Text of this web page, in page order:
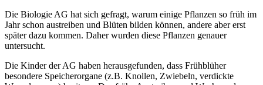
Die Biologie AG hat sich gefragt, warum einige Pflanzen so früh im
Jahr schon austreiben und Blüten bilden können, andere aber erst
später dazu kommen. Daher wurden diese Pflanzen genauer
untersucht.
Die Kinder der AG haben herausgefunden, dass Frühblüher
besondere Speicherorgane (z.B. Knollen, Zwiebeln, verdickte